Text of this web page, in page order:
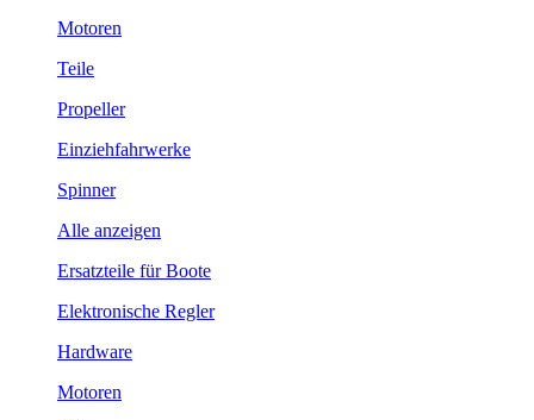
Motoren
Teile
Propeller
Einziehfahrwerke
Spinner
Alle anzeigen
Ersatzteile für Boote
Elektronische Regler
Hardware
Motoren